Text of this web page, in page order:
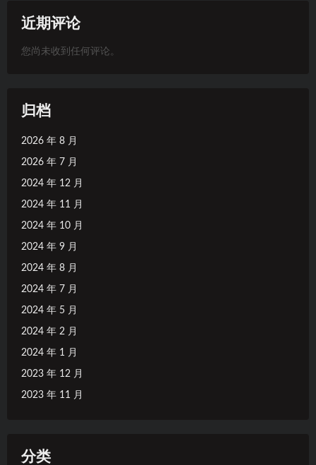
近期评论
您尚未收到任何评论。
归档
2026 年 8 月
2026 年 7 月
2024 年 12 月
2024 年 11 月
2024 年 10 月
2024 年 9 月
2024 年 8 月
2024 年 7 月
2024 年 5 月
2024 年 2 月
2024 年 1 月
2023 年 12 月
2023 年 11 月
分类